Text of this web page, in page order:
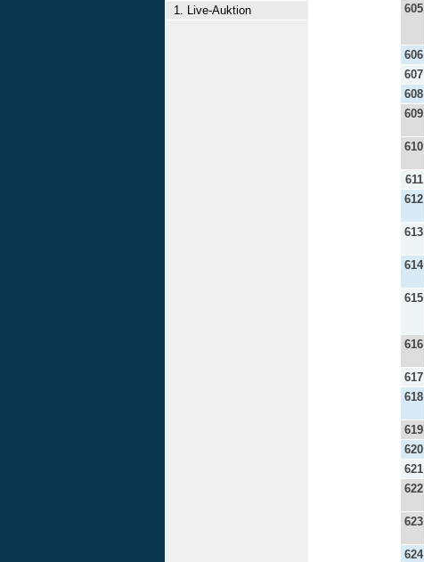
1. Live-Auktion
605
606
607
608
609
610
611
612
613
614
615
616
617
618
619
620
621
622
623
624